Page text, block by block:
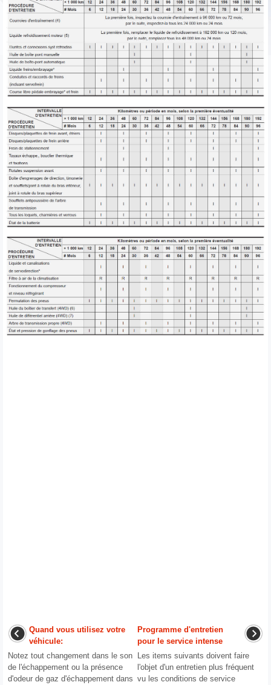
Quand vous utilisez votre
véhicule:
Notez tout changement dans le son
de l'échappement ou la présence
d'odeur de gaz d'échappement dans
Programme d'entretien
pour le service intense
Les items suivants doivent faire
l'objet d'un entretien plus fréquent
vu les conditions de service